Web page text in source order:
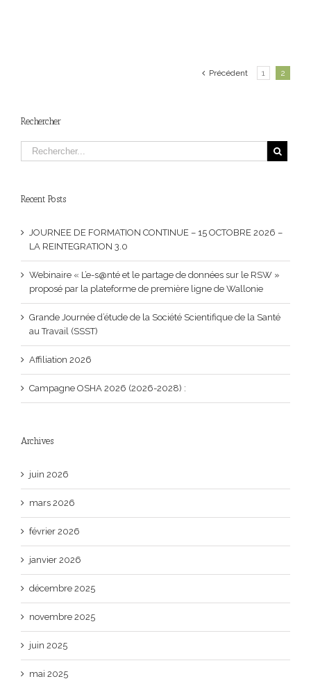
Précédent 1 2
Rechercher
Recent Posts
JOURNEE DE FORMATION CONTINUE – 15 OCTOBRE 2026 –
LA REINTEGRATION 3.0
Webinaire « L’e-s@nté et le partage de données sur le RSW »
proposé par la plateforme de première ligne de Wallonie
Grande Journée d’étude de la Société Scientifique de la Santé
au Travail (SSST)
Affiliation 2026
Campagne OSHA 2026 (2026-2028) :
Archives
juin 2026
mars 2026
février 2026
janvier 2026
décembre 2025
novembre 2025
juin 2025
mai 2025